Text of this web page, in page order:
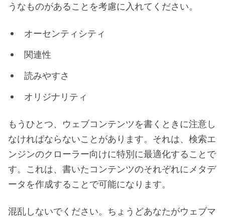
うなものがあることを考慮に入れてください。
オーセンティシティ
関連性
読みやすさ
オリジナリティ
もうひとつ、ウェブコンテンツを書くときに注意し
なければならないことがあります。それは、検索エ
ンジンのクローラー向けに特別に最適化することで
す。これは、書いたコンテンツのそれぞれにメタデ
ータを作成することで可能になります。
混乱しないでください。ちょうどあなたがウェブマ